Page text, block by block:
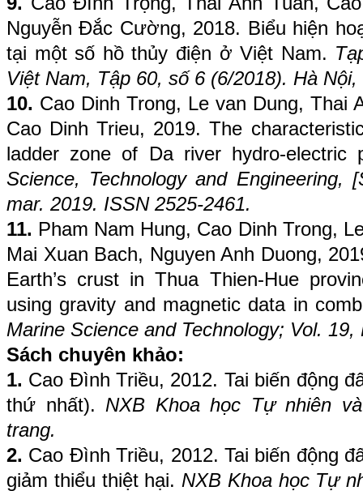
Nguyễn Đắc Cường, 2018. Biểu hiện
tại một số hồ thủy điện ở Việt Nam.
Việt Nam, Tập 60, số 6 (6/2018). Hà
10. Cao Dinh Trong, Le van Dung, Thai
Cao Dinh Trieu, 2019. The
ladder zone of Da river hydro-electric
Science, Technology and
mar. 2019. ISSN 2525-2461.
11. Pham Nam Hung, Cao Dinh Trong,
Mai Xuan Bach, Nguyen Anh Duong,
Earth’s crust in Thua Thien-Hue
using gravity and magnetic data in
Marine Science and Technology; Vol. 19,
Sách chuyên khảo:
1. Cao Đình Triều, 2012. Tai biến động
thứ nhất). NXB Khoa học Tự nhiên
trang.
2. Cao Đình Triều, 2012. Tai biến động
giảm thiểu thiệt hại. NXB Khoa học Tự